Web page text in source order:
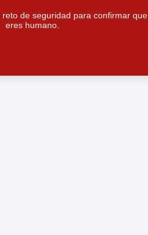
reto de seguridad para confirmar que
eres humano.